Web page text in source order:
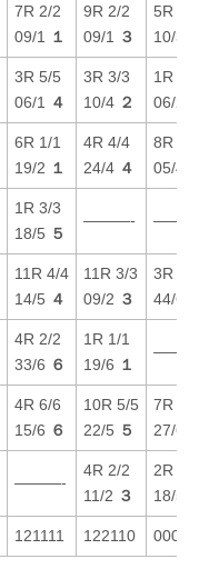
7R 2/2
09/1
１
9R 2/2
09/1
３
5R 5/6
10/3
3R 5/5
06/1
４
3R 3/3
10/4 ２
1R 6/6
06/2
6R 1/1
19/2 １
4R 4/4
24/4 ４
8R 5/6
05/4
1R 3/3
18/5 ５
———-
11R 4/4
14/5 ４
11R 3/3
09/2 ３
3R 6/6
44/6
4R 2/2
33/6 ６
1R 1/1
19/6 １
4R 6/6
15/6 ６
10R 5/5
22/5 ５
7R 6/6
27/6
———-
4R 2/2
11/2 ３
2R 5/6
18/5
121111 122110